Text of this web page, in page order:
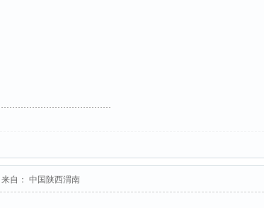
来自： 中国陕西渭南